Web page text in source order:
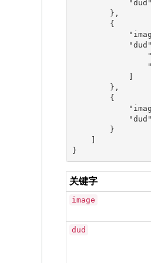
        },
        {
        },
        {
        }
关键字
image
dud